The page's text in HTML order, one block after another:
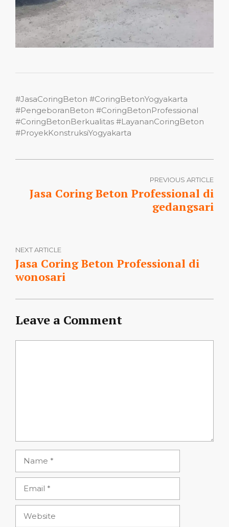
#JasaCoringBeton #CoringBetonYogyakarta
#PengeboranBeton #CoringBetonProfessional
#CoringBetonBerkualitas #LayananCoringBeton
#ProyekKonstruksiYogyakarta
PREVIOUS ARTICLE
Jasa Coring Beton Professional di
gedangsari
NEXT ARTICLE
Jasa Coring Beton Professional di
wonosari
Leave a Comment